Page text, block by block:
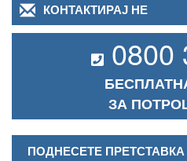
КОНТАКТИРАЈ НЕ
0800
ЗА
ПОДНЕСЕТЕ ПРЕТСТАВКА